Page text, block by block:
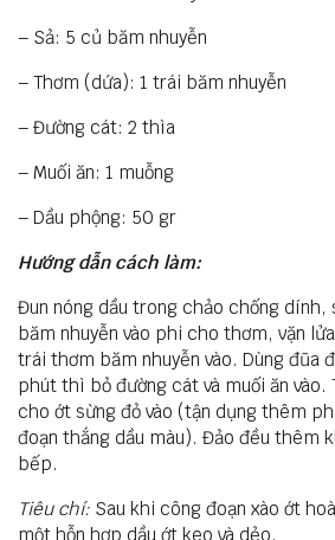
– Sả: 5 củ băm nhuyễn
– Thơm (dứa): 1 trái băm nhuyễn
– Đường cát: 2 thìa
– Muối ăn: 1 muỗng
– Dầu phộng: 50 gr
Hướng dẫn cách làm:
Đun nóng dầu trong chảo chống dính,
băm nhuyễn vào phi cho thơm, vặn
trái thơm băm nhuyễn vào. Dùng đũa
phút thì bỏ đường cát và muối ăn vào.
cho ớt sừng đỏ vào (tận dụng thêm
đoạn thắng dầu màu). Đảo đều thêm
bếp.
Tiêu chí: Sau khi công đoạn xào ớt
một hỗn hợp dầu ớt keo và dẻo.